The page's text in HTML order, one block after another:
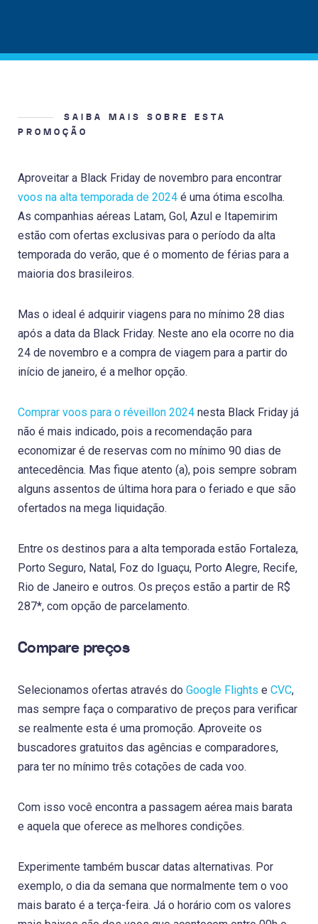
SAIBA MAIS SOBRE ESTA
PROMOÇÃO
Aproveitar a Black Friday de novembro para encontrar
voos na alta temporada de 2024 é uma ótima escolha.
As companhias aéreas Latam, Gol, Azul e Itapemirim
estão com ofertas exclusivas para o período da alta
temporada do verão, que é o momento de férias para a
maioria dos brasileiros.
Mas o ideal é adquirir viagens para no mínimo 28 dias
após a data da Black Friday. Neste ano ela ocorre no dia
24 de novembro e a compra de viagem para a partir do
início de janeiro, é a melhor opção.
Comprar voos para o réveillon 2024 nesta Black Friday já
não é mais indicado, pois a recomendação para
economizar é de reservas com no mínimo 90 dias de
antecedência. Mas fique atento (a), pois sempre sobram
alguns assentos de última hora para o feriado e que são
ofertados na mega liquidação.
Entre os destinos para a alta temporada estão Fortaleza,
Porto Seguro, Natal, Foz do Iguaçu, Porto Alegre, Recife,
Rio de Janeiro e outros. Os preços estão a partir de R$
287*, com opção de parcelamento.
Compare preços
Selecionamos ofertas através do Google Flights e CVC,
mas sempre faça o comparativo de preços para verificar
se realmente esta é uma promoção. Aproveite os
buscadores gratuitos das agências e comparadores,
para ter no mínimo três cotações de cada voo.
Com isso você encontra a passagem aérea mais barata
e aquela que oferece as melhores condições.
Experimente também buscar datas alternativas. Por
exemplo, o dia da semana que normalmente tem o voo
mais barato é a terça-feira. Já o horário com os valores